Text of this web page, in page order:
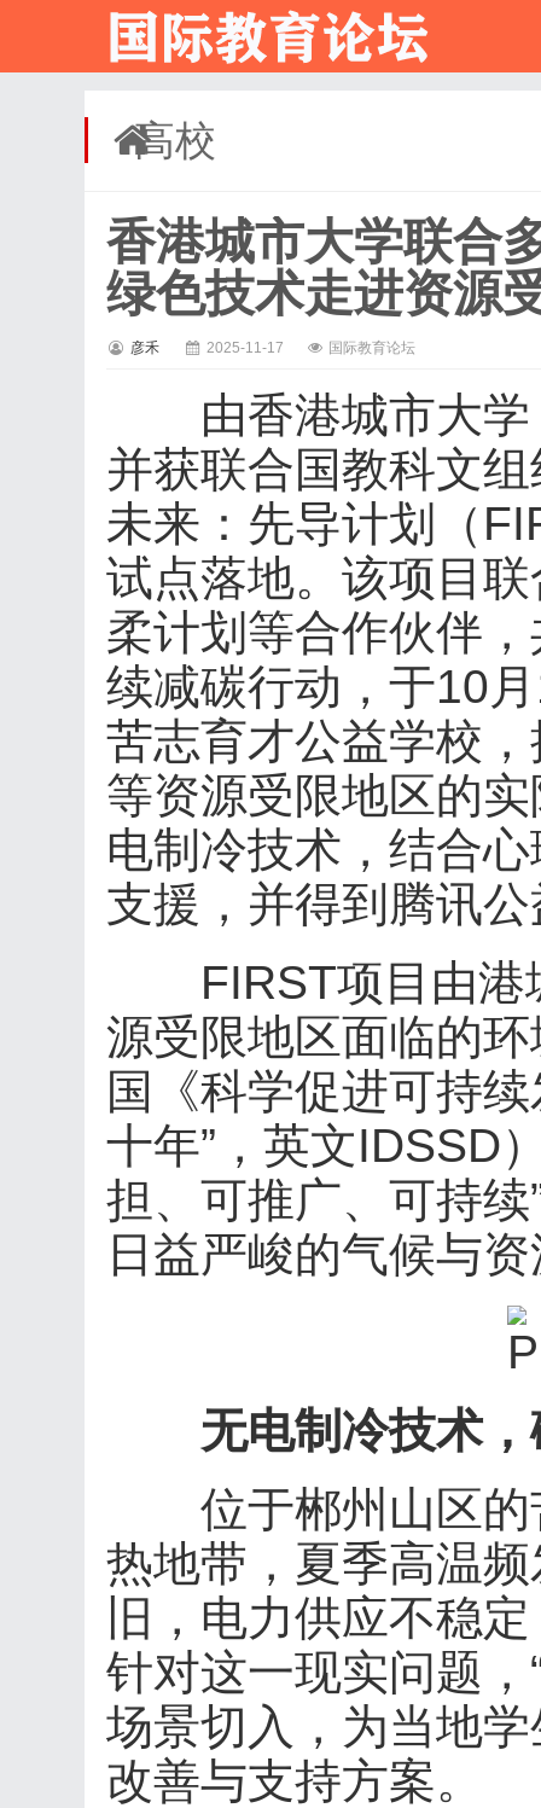
高校
香港城市大学联合
绿色技术走进资源
彦禾 2025-11-17 国际教育论坛
由香港城市大学
并获联合国教科文
未来：先导计划（
试点落地。该项目
柔计划等合作伙伴，
续减碳行动，于10
苦志育才公益学校
等资源受限地区的
电制冷技术，结合
支援，并得到腾讯
FIRST项目由港
源受限地区面临的
国《科学促进可持
十年”，英文IDSSD
担、可推广、可持
日益严峻的气候与
无电制冷技术
位于郴州山区的
热地带，夏季高温
旧，电力供应不稳
针对这一现实问题，
场景切入，为当地
改善与支持方案。